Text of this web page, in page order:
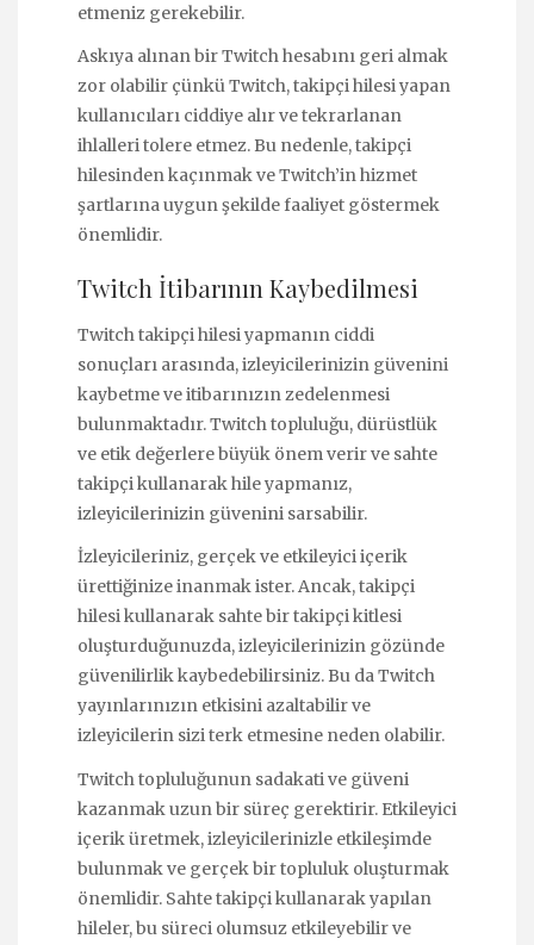
etmeniz gerekebilir.
Askıya alınan bir Twitch hesabını geri almak
zor olabilir çünkü Twitch, takipçi hilesi yapan
kullanıcıları ciddiye alır ve tekrarlanan
ihlalleri tolere etmez. Bu nedenle, takipçi
hilesinden kaçınmak ve Twitch’in hizmet
şartlarına uygun şekilde faaliyet göstermek
önemlidir.
Twitch İtibarının Kaybedilmesi
Twitch takipçi hilesi yapmanın ciddi
sonuçları arasında, izleyicilerinizin güvenini
kaybetme ve itibarınızın zedelenmesi
bulunmaktadır. Twitch topluluğu, dürüstlük
ve etik değerlere büyük önem verir ve sahte
takipçi kullanarak hile yapmanız,
izleyicilerinizin güvenini sarsabilir.
İzleyicileriniz, gerçek ve etkileyici içerik
ürettiğinize inanmak ister. Ancak, takipçi
hilesi kullanarak sahte bir takipçi kitlesi
oluşturduğunuzda, izleyicilerinizin gözünde
güvenilirlik kaybedebilirsiniz. Bu da Twitch
yayınlarınızın etkisini azaltabilir ve
izleyicilerin sizi terk etmesine neden olabilir.
Twitch topluluğunun sadakati ve güveni
kazanmak uzun bir süreç gerektirir. Etkileyici
içerik üretmek, izleyicilerinizle etkileşimde
bulunmak ve gerçek bir topluluk oluşturmak
önemlidir. Sahte takipçi kullanarak yapılan
hileler, bu süreci olumsuz etkileyebilir ve